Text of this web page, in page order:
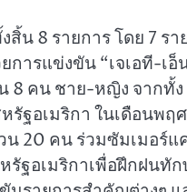
น 8 รายการ โดย 7 ร
ารแข่งขัน “เจเอที-เอ็
คน ชาย-หญิง จากทั้ง
รัฐอเมริกา ในเดือนพ
20 คน ร่วมซัมเมอร์แค
รัฐอเมริกาเพื่อฝึกฝนทั